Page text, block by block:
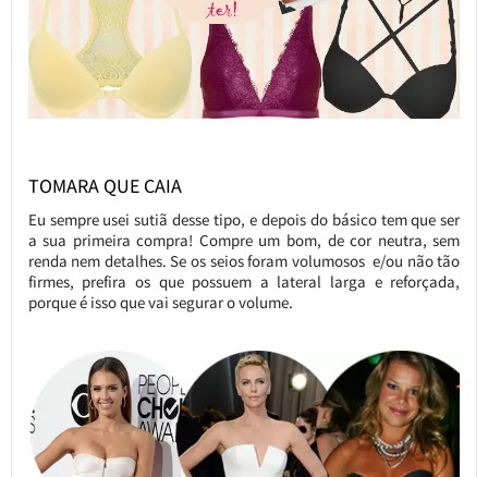
TOMARA QUE CAIA
Eu sempre usei sutiã desse tipo, e depois do básico tem que ser
a sua primeira compra! Compre um bom, de cor neutra, sem
renda nem detalhes. Se os seios foram volumosos e/ou não tão
firmes, prefira os que possuem a lateral larga e reforçada,
porque é isso que vai segurar o volume.